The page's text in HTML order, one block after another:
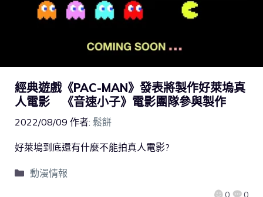
經典遊戲《PAC-MAN》發表將製作好萊塢真
人電影 《音速小子》電影團隊參與製作
2022/08/09 作者: 鬆餅
0 0
好萊塢到底還有什麼不能拍真人電影?
動漫情報